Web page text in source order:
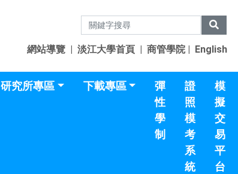
網站導覽 | 淡江大學首頁 | 商管學院| English
研究所專區 下載專區
彈
性
學
制
證
照
模
考
系
統
模
擬
交
易
平
台